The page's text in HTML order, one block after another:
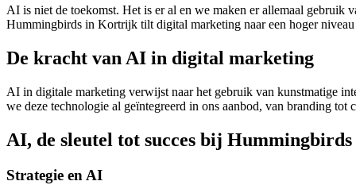
AI is niet de toekomst. Het is er al en we maken er allemaal gebruik
Hummingbirds in Kortrijk tilt digital marketing naar een hoger
De kracht van AI in digital marketing
AI in digitale marketing verwijst naar het gebruik van kunstmatige
we deze technologie al geïntegreerd in ons aanbod, van branding
AI, de sleutel tot succes bij
Strategie en AI